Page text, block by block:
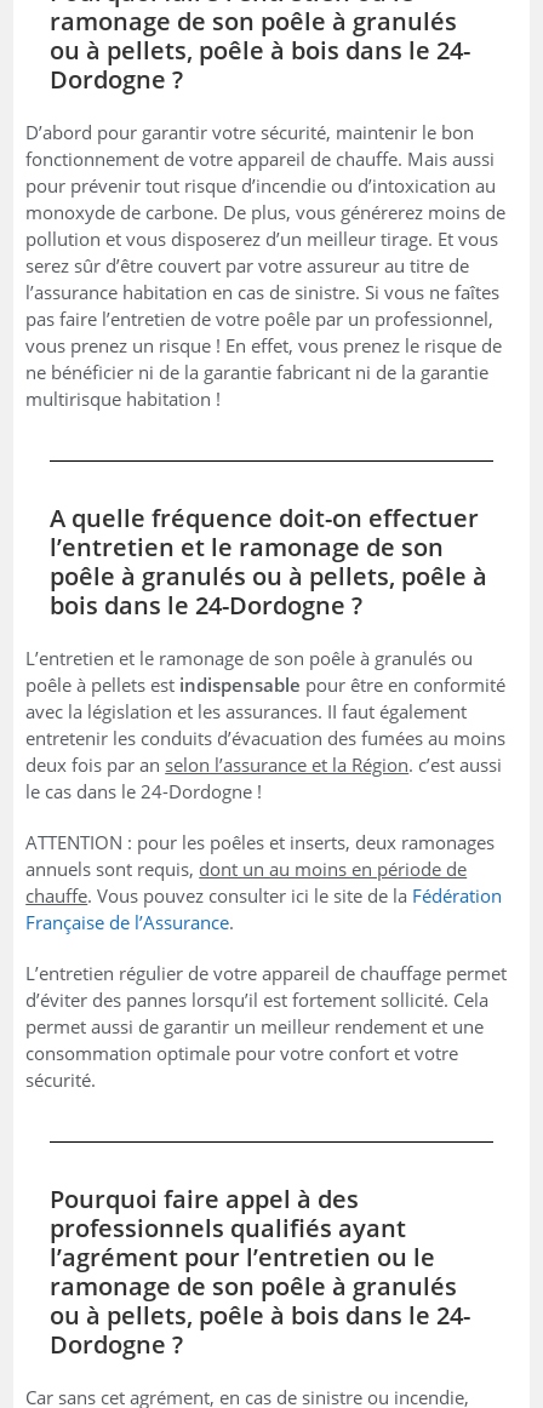
ramonage de son poêle à granulés
ou à pellets, poêle à bois dans le 24-
Dordogne ?
D’abord pour garantir votre sécurité, maintenir le bon
fonctionnement de votre appareil de chauffe. Mais aussi
pour prévenir tout risque d’incendie ou d’intoxication au
monoxyde de carbone. De plus, vous générerez moins de
pollution et vous disposerez d’un meilleur tirage. Et vous
serez sûr d’être couvert par votre assureur au titre de
l’assurance habitation en cas de sinistre. Si vous ne faîtes
pas faire l’entretien de votre poêle par un professionnel,
vous prenez un risque ! En effet, vous prenez le risque de
ne bénéficier ni de la garantie fabricant ni de la garantie
multirisque habitation !
A quelle fréquence doit-on effectuer
l’entretien et le ramonage de son
poêle à granulés ou à pellets, poêle à
bois dans le 24-Dordogne ?
L’entretien et le ramonage de son poêle à granulés ou
poêle à pellets est indispensable pour être en conformité
avec la législation et les assurances. II faut également
entretenir les conduits d’évacuation des fumées au moins
deux fois par an selon l’assurance et la Région. c’est aussi
le cas dans le 24-Dordogne !
ATTENTION : pour les poêles et inserts, deux ramonages
annuels sont requis, dont un au moins en période de
chauffe. Vous pouvez consulter ici le site de la Fédération
Française de l’Assurance.
L’entretien régulier de votre appareil de chauffage permet
d’éviter des pannes lorsqu’il est fortement sollicité. Cela
permet aussi de garantir un meilleur rendement et une
consommation optimale pour votre confort et votre
sécurité.
Pourquoi faire appel à des
professionnels qualifiés ayant
l’agrément pour l’entretien ou le
ramonage de son poêle à granulés
ou à pellets, poêle à bois dans le 24-
Dordogne ?
Car sans cet agrément, en cas de sinistre ou incendie,